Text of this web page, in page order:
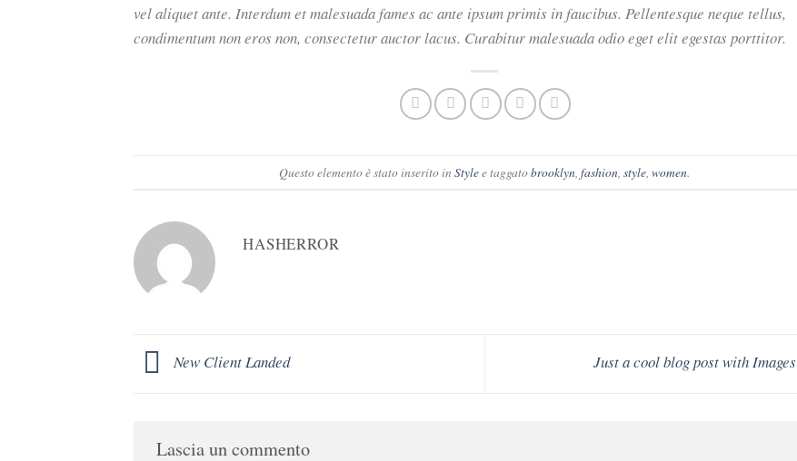
vel aliquet ante. Interdum et malesuada fames ac ante ipsum primis in faucibus. Pellentesque neque tellus,
condimentum non eros non, consectetur auctor lacus. Curabitur malesuada odio eget elit egestas porttitor.
Questo elemento è stato inserito inStylee taggatobrooklyn,fashion,style,women.
HASHERROR
New Client Landed Just a cool blog post with Images
Lascia un commento